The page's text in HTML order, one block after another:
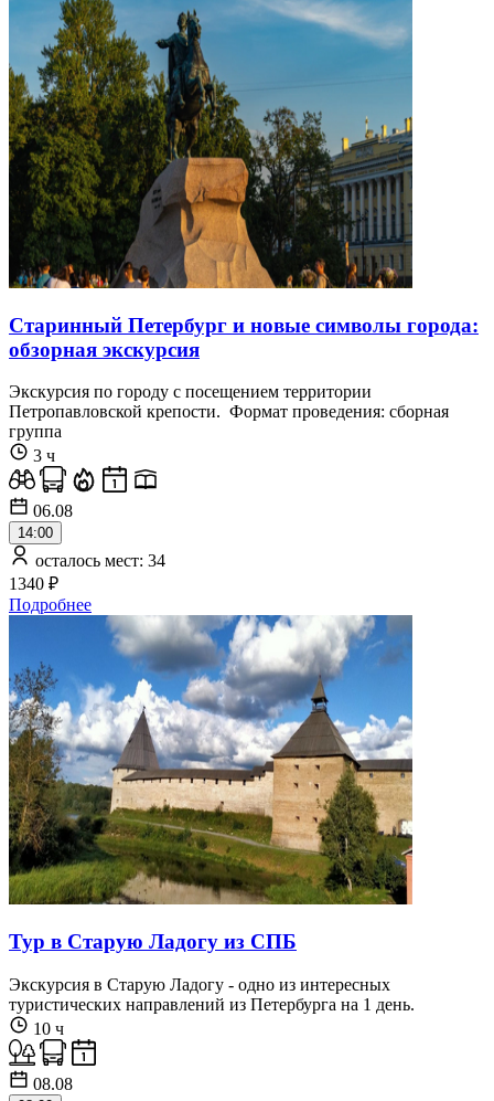
Старинный Петербург и новые символы города:
обзорная экскурсия
Экскурсия по городу с посещением территории
Петропавловской крепости. Формат проведения: сборная
группа
3 ч
06.08
14:00
осталось мест: 34
1340 ₽
Подробнее
Тур в Старую Ладогу из СПБ
Экскурсия в Старую Ладогу - одно из интересных
туристических направлений из Петербурга на 1 день.
10 ч
08.08